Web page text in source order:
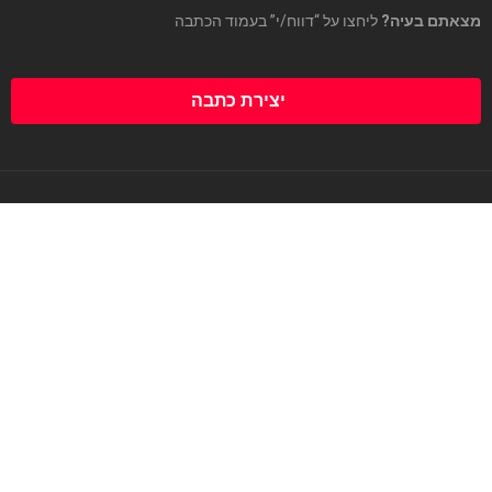
מצאתם בעיה? ליחצו על “דווח/י” בעמוד הכתבה
יצירת כתבה